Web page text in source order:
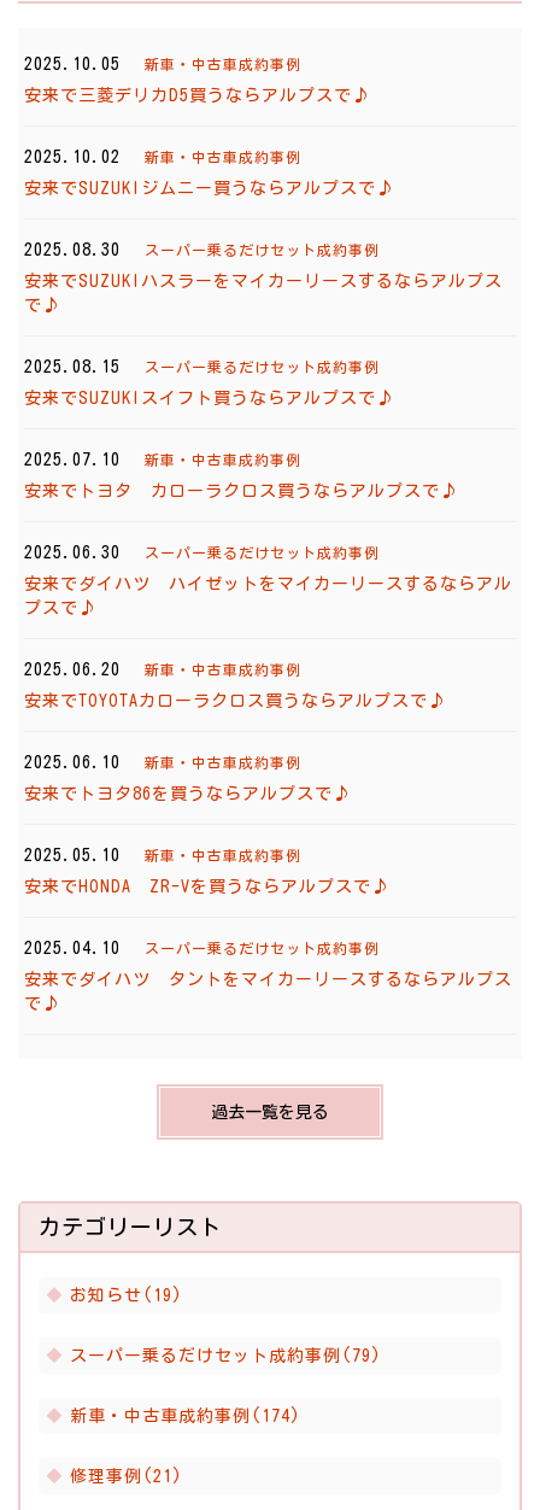
2025.10.05 新車・中古車成約事例
安来で三菱デリカD5買うならアルプスで♪
2025.10.02 新車・中古車成約事例
安来でSUZUKIジムニー買うならアルプスで♪
2025.08.30 スーパー乗るだけセット成約事例
安来でSUZUKIハスラーをマイカーリースするならアルプス
で♪
2025.08.15 スーパー乗るだけセット成約事例
安来でSUZUKIスイフト買うならアルプスで♪
2025.07.10 新車・中古車成約事例
安来でトヨタ カローラクロス買うならアルプスで♪
2025.06.30 スーパー乗るだけセット成約事例
安来でダイハツ ハイゼットをマイカーリースするならアル
プスで♪
2025.06.20 新車・中古車成約事例
安来でTOYOTAカローラクロス買うならアルプスで♪
2025.06.10 新車・中古車成約事例
安来でトヨタ86を買うならアルプスで♪
2025.05.10 新車・中古車成約事例
安来でHONDA ZR-Vを買うならアルプスで♪
2025.04.10 スーパー乗るだけセット成約事例
安来でダイハツ タントをマイカーリースするならアルプス
で♪
過去一覧を見る
カテゴリーリスト
お知らせ(19)
スーパー乗るだけセット成約事例(79)
新車・中古車成約事例(174)
修理事例(21)